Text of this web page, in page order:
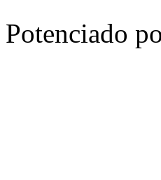
Potenciado